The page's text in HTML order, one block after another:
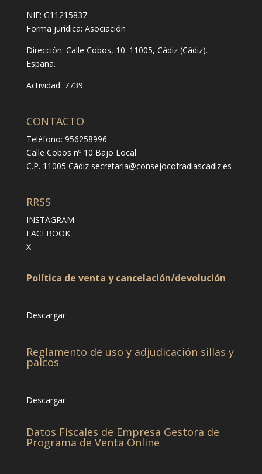
NIF: G11215837
Forma jurídica: Asociación
Dirección: Calle Cobos, 10. 11005, Cádiz (Cádiz).
España.
Actividad: 7739
CONTACTO
Teléfono: 956258996
Calle Cobos nº 10 Bajo Local
C.P. 11005 Cádiz secretaria@consejocofradiascadiz.es
RRSS
INSTAGRAM
FACEBOOK
X
Política de venta y cancelación/devolución
Descargar
Reglamento de uso y adjudicación sillas y
palcos
Descargar
Datos Fiscales de Empresa Gestora de
Programa de Venta Online